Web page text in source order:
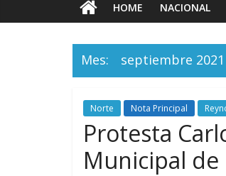
HOME NACIONAL
Mes: septiembre 2021
Norte Nota Principal
Protesta
Municipal de